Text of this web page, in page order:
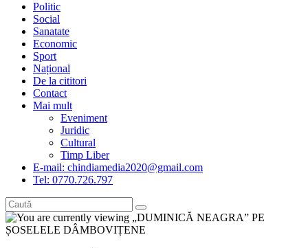
Politic
Social
Sanatate
Economic
Sport
Național
De la cititori
Contact
Mai mult
Eveniment
Juridic
Cultural
Timp Liber
E-mail: chindiamedia2020@gmail.com
Tel: 0770.726.797